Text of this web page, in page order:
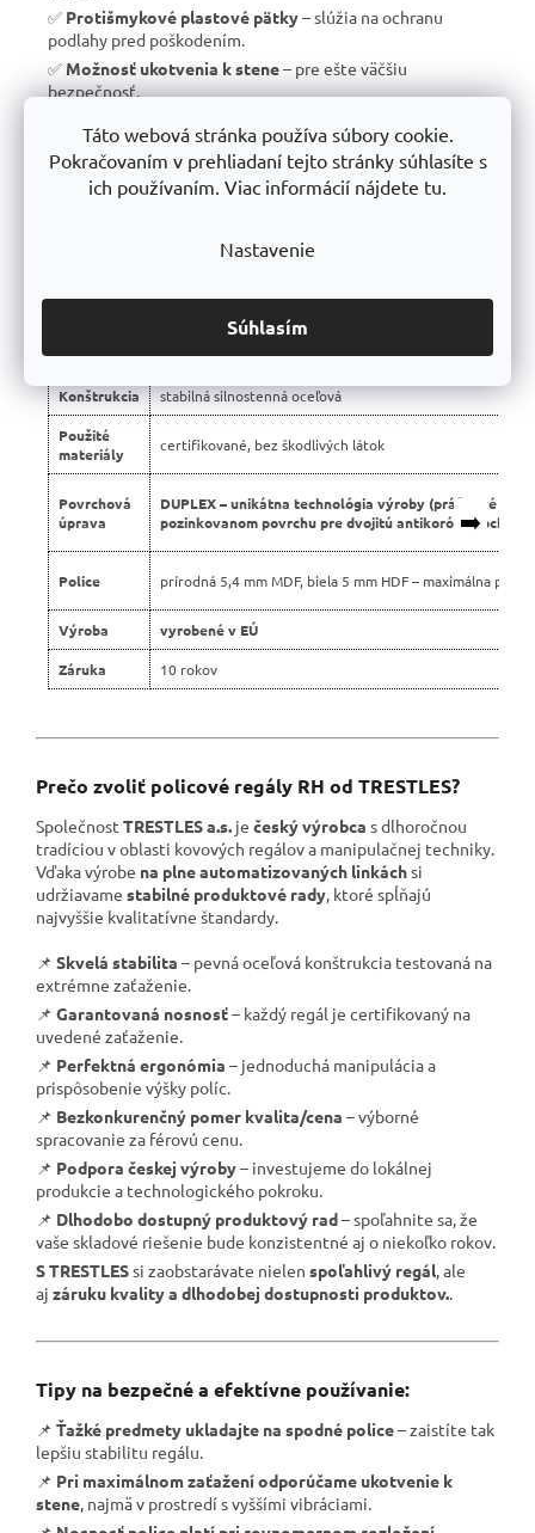
Táto webová stránka používa súbory cookie.
Pokračovaním v prehliadaní tejto stránky súhlasíte s
ich používaním. Viac informácií nájdete tu.
Nastavenie
Súhlasím
✅ Protišmykové plastové pätky– slúžia na ochranu
podlahy pred poškodením.
✅ Možnosť ukotvenia k stene– pre ešte väčšiu
bezpečnosť.
výroba s dlhou životnosťou.
✅10 rokov záruka– dôkaz kvality a dlhodobej odolnosti.
➡️
regály Trestles RH 🏆
Montáž bezskrutková – jednoduchá
Konštrukcia stabilná silnostenná oceľová
Použité
materiály
certifikované, bez škodlivých látok
Povrchová
úprava
DUPLEX – unikátna technológia výroby (práškové
pozinkovanom povrchu pre dvojitú antikoróznu
Police prírodná 5,4 mm MDF, biela 5 mm HDF – maximálna
Výroba vyrobené v EÚ
Záruka 10 rokov
Prečo zvoliť policové regály RH od TRESTLES?
Společnost TRESTLES a.s. je český výrobca s dlhoročnou
tradíciou v oblasti kovových regálov a manipulačnej techniky.
Vďaka výrobe na plne automatizovaných linkáchsi
udržiavame stabilné produktové rady , ktoré spĺňajú
najvyššie kvalitatívne štandardy.
📌 Skvelá stabilita – pevná oceľová konštrukcia testovaná na
extrémne zaťaženie.
📌 Garantovaná nosnosť– každý regál je certifikovaný na
uvedené zaťaženie.
📌 Perfektná ergonómia – jednoduchá manipulácia a
prispôsobenie výšky políc.
📌 Bezkonkurenčný pomer kvalita/cena – výborné
spracovanie za férovú cenu.
📌 Podpora českej výroby– investujeme do lokálnej
produkcie a technologického pokroku.
📌 Dlhodobo dostupný produktový rad– spoľahnite sa, že
vaše skladové riešenie bude konzistentné aj o niekoľko rokov.
S TRESTLESsi zaobstarávate nielen spoľahlivý regál , ale
aj záruku kvality a dlhodobej dostupnosti produktov.
Tipy na bezpečné a efektívne používanie:
📌 Ťažké predmety ukladajte na spodné police– zaistíte tak
lepšiu stabilitu regálu.
📌 Pri maximálnom zaťažení odporúčame ukotvenie k
stene , najmä v prostredí s vyššími vibráciami.